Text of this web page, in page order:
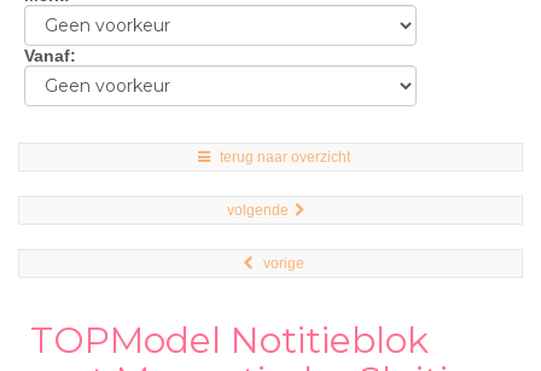
Vanaf:
terug naar overzicht
volgende
vorige
TOPModel Notitieblok